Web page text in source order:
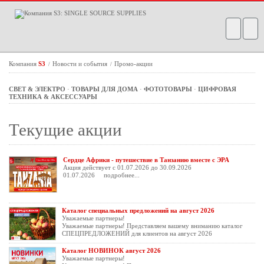
Компания S3 / Новости и события / Промо-акции
СВЕТ & ЭЛЕКТРО · ТОВАРЫ ДЛЯ ДОМА · ФОТОТОВАРЫ · ЦИФРОВАЯ
ТЕХНИКА & АКСЕССУАРЫ
Текущие акции
Сердце Африки - путешествие в Танзанию вместе с ЭРА
Акция действует с 01.07.2026 до 30.09.2026
01.07.2026
подробнее...
Каталог специальных предложений на август 2026
Уважаемые партнеры!
Уважаемые партнеры! Представляем вашему вниманию каталог
СПЕЦПРЕДЛОЖЕНИЙ для клиентов на август 2026
Каталог НОВИНОК август 2026
Уважаемые партнеры!